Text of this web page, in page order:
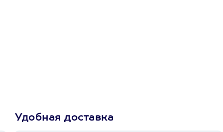
Удобная доставка